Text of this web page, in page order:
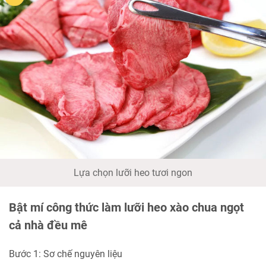
Lựa chọn lưỡi heo tươi ngon
Bật mí công thức làm lưỡi heo xào chua ngọt
cả nhà đều mê
Bước 1: Sơ chế nguyên liệu